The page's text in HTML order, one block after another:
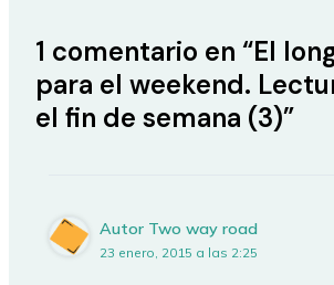
1 comentario en “El
para el weekend.
el fin de semana (3)”
Autor Two way road
23 enero, 2015 a las 2:25